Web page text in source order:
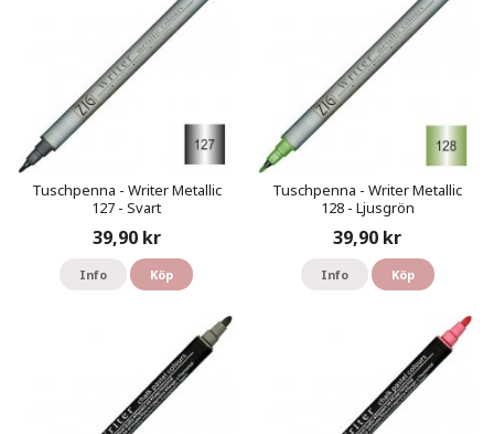
Tuschpenna - Writer Metallic
127 - Svart
39,90 kr
Info Köp
Tuschpenna - Writer Metallic
128 - Ljusgrön
39,90 kr
Info Köp